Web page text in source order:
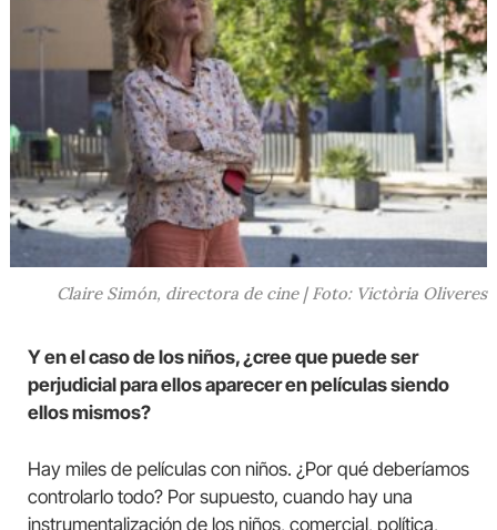
Claire Simón, directora de cine | Foto: Victòria Oliveres
Y en el caso de los niños, ¿cree que puede ser
perjudicial para ellos aparecer en películas siendo
ellos mismos?
Hay miles de películas con niños. ¿Por qué deberíamos
controlarlo todo? Por supuesto, cuando hay una
instrumentalización de los niños, comercial, política,